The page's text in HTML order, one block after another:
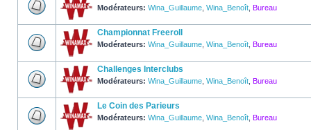
Modérateurs: Wina_Guillaume Wina_Benoît Bureau
Championnat Freeroll
Modérateurs: Wina_Guillaume Wina_Benoît Bureau
Challenges Interclubs
Modérateurs: Wina_Guillaume Wina_Benoît Bureau
Le Coin des Parieurs
Modérateurs: Wina_Guillaume Wina_Benoît Bureau